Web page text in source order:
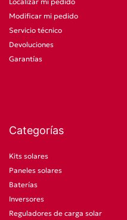
Modificar mi pedido
Servicio técnico
Devoluciones
Garantías
Categorías
Kits solares
Paneles solares
Baterías
Inversores
Reguladores de carga solar